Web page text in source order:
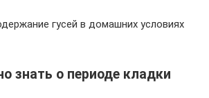
гусей в домашних условиях
знать о периоде кладки